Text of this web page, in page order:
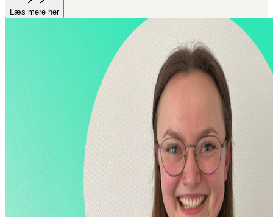
Læs mere her